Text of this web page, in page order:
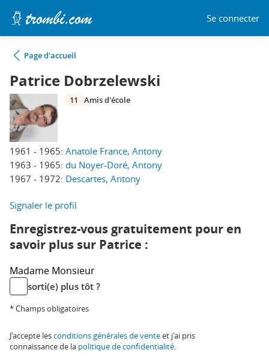
Se connecter
Page d'accueil
Patrice Dobrzelewski
1961 - 1965: Anatole France, Antony
1963 - 1965: du Noyer-Doré, Antony
1967 - 1972: Descartes, Antony
11 Amis d'école
Signaler le profil
Enregistrez-vous gratuitement pour en
savoir plus sur Patrice :
Madame Monsieur
sorti(e) plus tôt ?
* Champs obligatoires
J'accepte lesconditions générales de venteet j'ai pris
connaissance de la politique de confidentialité.